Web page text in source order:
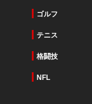
ゴルフ
テニス
格闘技
NFL